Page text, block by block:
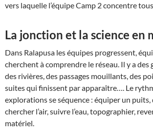
vers laquelle l’équipe Camp 2 concentre
La jonction et la science en
Dans Ralapusa les équipes progressent,
cherchent à comprendre le réseau. Il y a des
des rivières, des passages mouillants, des
suites qui finissent par apparaître…. Le
explorations se séquence : équiper un puits,
chercher l’air, suivre l’eau, topographier,
matériel.